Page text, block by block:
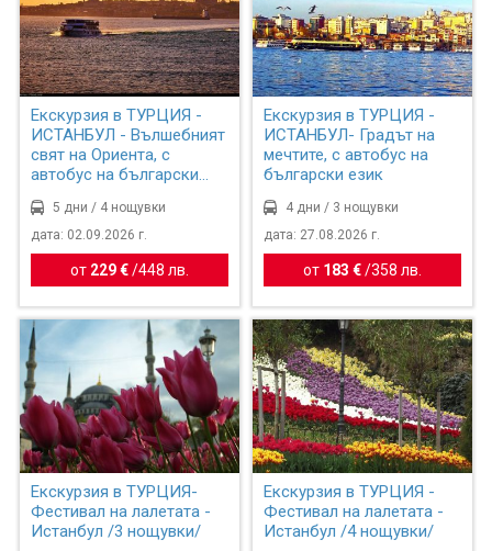
Екскурзия в ТУРЦИЯ -
ИСТАНБУЛ - Вълшебният
свят на Ориента, с
автобус на български
5 дни / 4 нощувки
дата: 02.09.2026 г.
от 229 € /448 лв.
Екскурзия в ТУРЦИЯ -
ИСТАНБУЛ- Градът на
мечтите, с автобус на
български език
4 дни / 3 нощувки
дата: 27.08.2026 г.
от 183 €/358 лв.
Екскурзия в ТУРЦИЯ-
Фестивал на лалетата -
Истанбул /3 нощувки/
Екскурзия в ТУРЦИЯ -
Фестивал на лалетата -
Истанбул /4 нощувки/